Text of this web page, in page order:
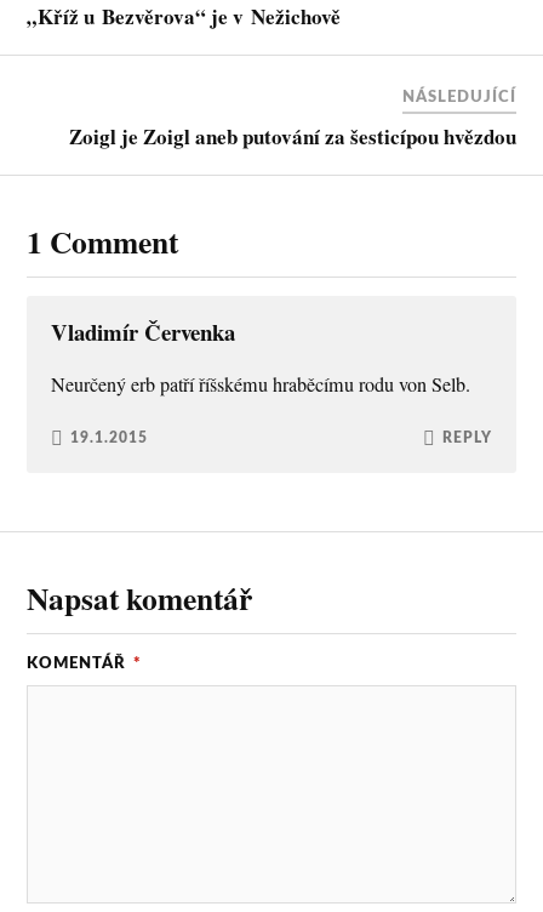
„Kříž u Bezvěrova“ je v Nežichově
NÁSLEDUJÍCÍ
Zoigl je Zoigl aneb putování za šesticípou hvězdou
1 Comment
Vladimír Červenka
Neurčený erb patří říšskému hraběcímu rodu von Selb.
19.1.2015 REPLY
Napsat komentář
KOMENTÁŘ *